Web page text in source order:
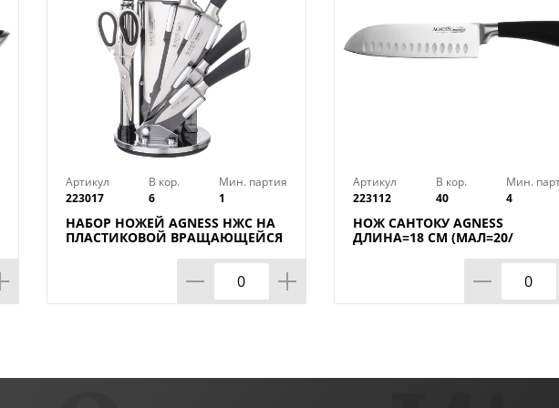
Артикул
223017
В кор.
6
Мин. партия
1
НАБОР НОЖЕЙ AGNESS НЖС НА
ПЛАСТИКОВОЙ ВРАЩАЮЩЕЙСЯ
Артикул
223112
В кор.
40
Мин.
4
НОЖ САНТОКУ AGNESS
ДЛИНА=18 СМ (МАЛ=20/